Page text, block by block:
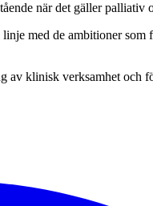
när det gäller palliativ
med de ambitioner
klinisk verksamhet och